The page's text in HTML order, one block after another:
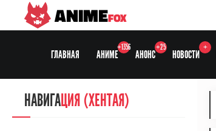
ANIMEFOX
ГЛАВНАЯ АНИМЕ
+1356
АНОНС
+25
НОВОСТИ
+
НАВИГАЦИЯ
НАВИГАЦИЯ (ХЕНТАЯ)